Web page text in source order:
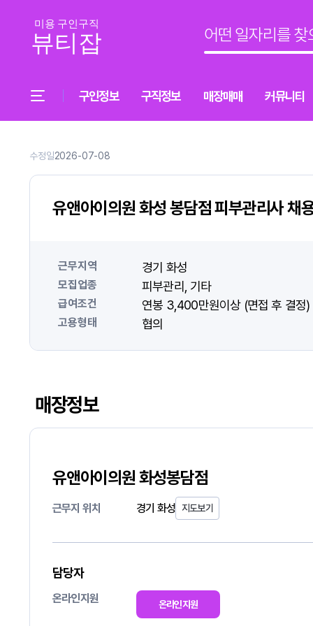
구인정보 구직정보 매장매매 커뮤니티
수정일2026-07-08
유앤아이의원 화성 봉담점 피부관리사
근무지역 경기 화성
모집업종 피부관리 기타
급여조건 연봉 3,400만원이상 (면접 후 결정)
고용형태 협의
매장정보
유앤아이의원 화성봉담점
근무지 위치 경기 화성 지도보기
담당자
온라인지원 온라인지원